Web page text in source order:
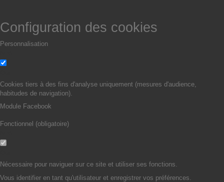
Configuration des cookies
Personnalisation
Cookies tiers à des fins d'analyse uniquement (mesures d'audience,
habitudes de navigation).
Module Facebook
Fonctionnel (obligatoire)
Nécessaire pour naviguer sur ce site et utiliser ses fonctions.
Vous identifier en tant qu'utilisateur et enregistrer vos préférences.